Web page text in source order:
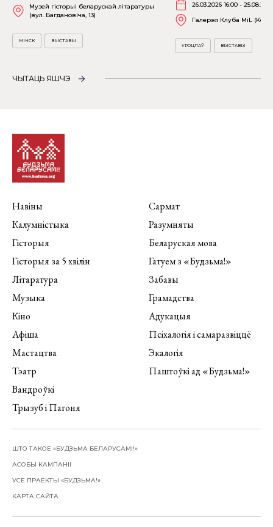
Музей гісторыі беларускай літаратуры
(вул. Багдановіча, 13)
МІНСК ВЫСТАВЫ
26.03.2026 16:00 -
Галерэя Клуба MiL
УРОЦЛАЎ ВЫСТАВЫ
ЧЫТАЦЬ ЯШЧЭ
Навіны
Калумністыка
Гісторыя
Гісторыя за 5 хвілін
Літаратура
Музыка
Кіно
Афіша
Мастацтва
Тэатр
Вандроўкі
Трызуб і Пагоня
Сармат
Разумняты
Беларуская мова
Гатуем з «Будзьма!»
Забавы
Грамадства
Адукацыя
Псіхалогія і самаразвіццё
Экалогія
Паштоўкі ад «Будзьма!»
ШТО ТАКОЕ «БУДЗЬМА БЕЛАРУСАМІ!»
АСОБЫ КАМПАНІІ
УСЕ ПРАЕКТЫ «БУДЗЬМА!»
КАРТА САЙТА